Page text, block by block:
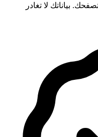
بياناتك لا تغادر